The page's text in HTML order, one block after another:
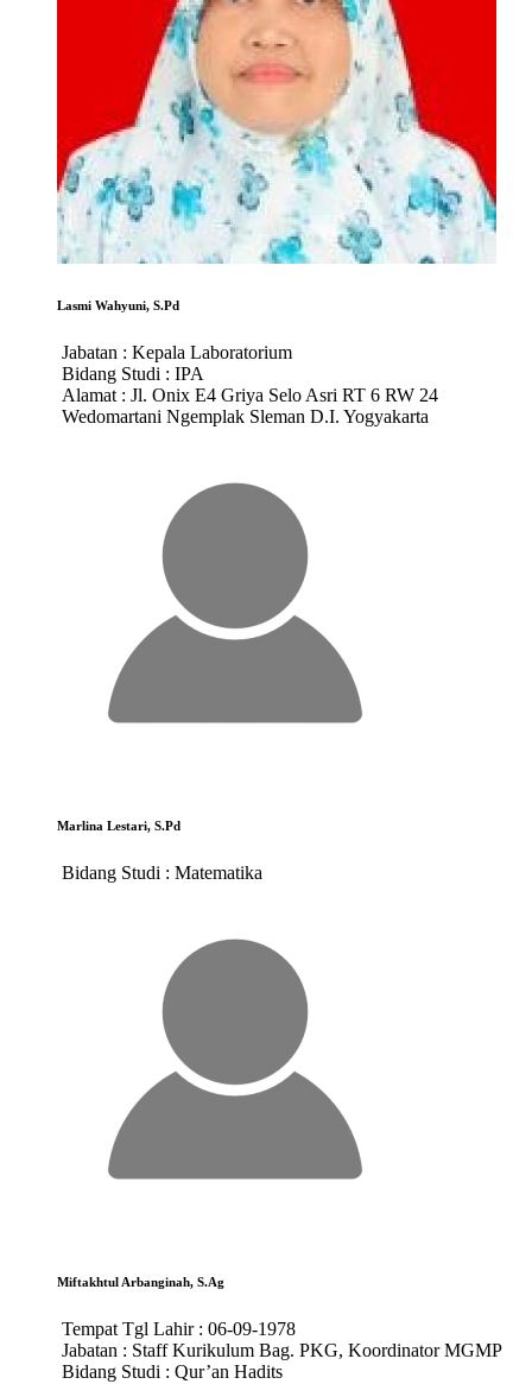
Lasmi Wahyuni, S.Pd
Jabatan : Kepala Laboratorium
Bidang Studi : IPA
Alamat : Jl. Onix E4 Griya Selo Asri RT 6 RW 24
Wedomartani Ngemplak Sleman D.I. Yogyakarta
Marlina Lestari, S.Pd
Bidang Studi : Matematika
Miftakhtul Arbanginah, S.Ag
Tempat Tgl Lahir : 06-09-1978
Jabatan : Staff Kurikulum Bag. PKG, Koordinator MGMP
Bidang Studi : Qur’an Hadits